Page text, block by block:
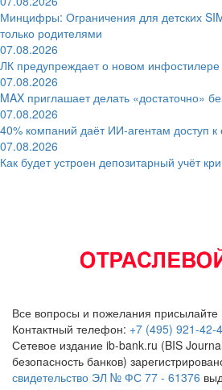
Минцифры: Ограничения для детских
только родителями
07.08.2026
ЛК предупреждает о новом инфостилере
07.08.2026
MAX приглашает делать «достаточно»
07.08.2026
40% компаний даёт ИИ‑агентам доступ к
07.08.2026
Как будет устроен депозитарный учёт
Все вопросы и пожелания присылайте
Контактный телефон: +7 (495) 921-42-
Сетевое издание ib-bank.ru (BIS
безопасность банков)
свидетельство ЭЛ № ФС 77 - 61376